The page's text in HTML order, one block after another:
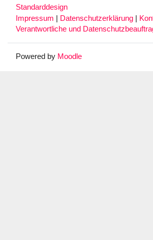
Standarddesign
Impressum
Datenschutzerklärung
Verantwortliche und
Powered by Moodle